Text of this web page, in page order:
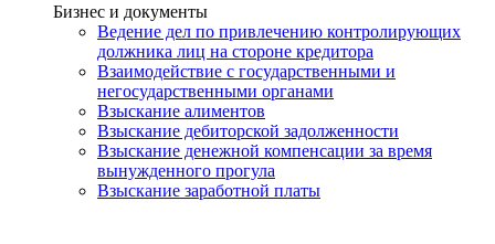
Услуги
Бизнес и документы
Ведение дел по привлечению контролирующих
должника лиц на стороне кредитора
Взаимодействие с государственными и
негосударственными органами
Взыскание алиментов
Взыскание дебиторской задолженности
Взыскание денежной компенсации за время
вынужденного прогула
Взыскание заработной платы